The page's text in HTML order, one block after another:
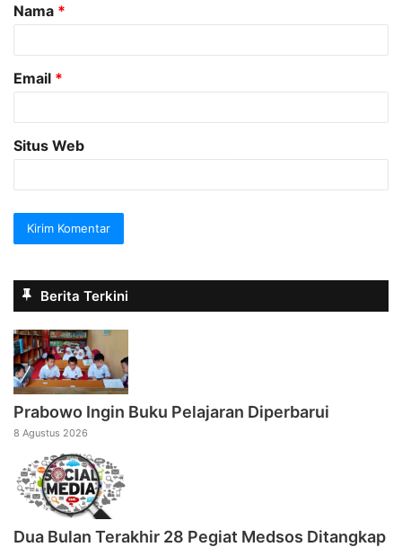
r
Nama *
Email *
Situs Web
Berita Terkini
Prabowo Ingin Buku Pelajaran Diperbarui
8 Agustus 2026
Dua Bulan Terakhir 28 Pegiat Medsos Ditangkap